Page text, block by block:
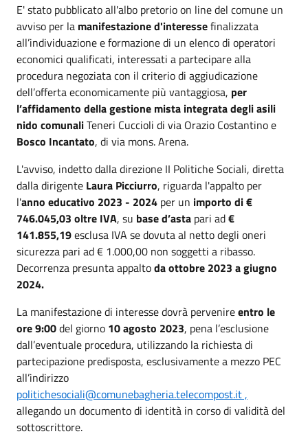
E' stato pubblicato all'albo pretorio on line del comune un
avviso per la manifestazione d'interessefinalizzata
all’individuazione e formazione di un elenco di operatori
economici qualificati, interessati a partecipare alla
procedura negoziata con il criterio di aggiudicazione
dell’offerta economicamente più vantaggiosa, per
l’affidamento della gestione mista integrata degli asili
nido comunaliTeneri Cuccioli di via Orazio Costantino e
Bosco Incantato, di via mons. Arena.
L'avviso, indetto dalla direzione II Politiche Sociali, diretta
dalla dirigente Laura Picciurro, riguarda l'appalto per
l'anno educativo 2023 - 2024 per un importo di €
746.045,03 oltre IVA, su base d’asta pari ad€
141.855,19esclusa IVA se dovuta al netto degli oneri
sicurezza pari ad € 1.000,00 non soggetti a ribasso.
Decorrenza presunta appaltoda ottobre 2023 a giugno
2024.
La manifestazione di interesse dovrà pervenireentro le
ore 9:00del giorno 10 agosto 2023, pena l’esclusione
dall’eventuale procedura, utilizzando la richiesta di
partecipazione predisposta, esclusivamente a mezzo PEC
all’indirizzo
politichesociali@comunebagheria.telecompost.it ,
allegando un documento di identità in corso di validità del
sottoscrittore.